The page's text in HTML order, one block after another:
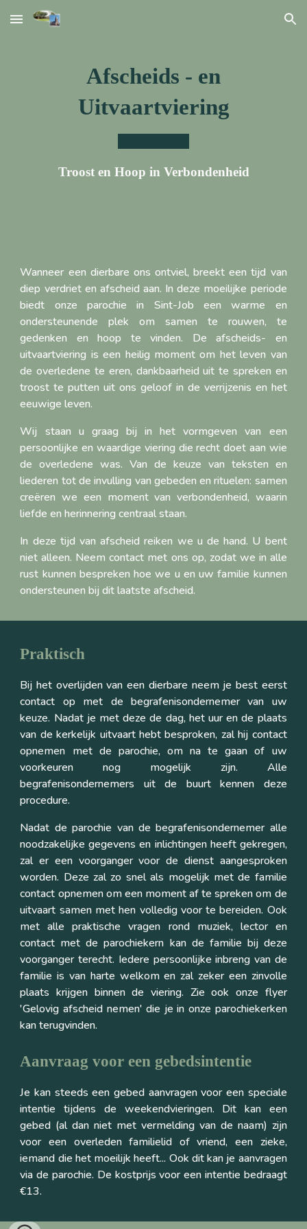
Skip to main content Skip to navigation
Afscheids - en
Uitvaartviering
Troost en Hoop in Verbondenheid
Wanneer een dierbare ons ontviel, breekt een tijd van
diep verdriet en afscheid aan. In deze moeilijke periode
biedt onze parochie in Sint-Job een warme en
ondersteunende plek om samen te rouwen, te
gedenken en hoop te vinden. De afscheids- en
uitvaartviering is een heilig moment om het leven van
de overledene te eren, dankbaarheid uit te spreken en
troost te putten uit ons geloof in de verrijzenis en het
eeuwige leven.
Wij staan u graag bij in het vormgeven van een
persoonlijke en waardige viering die recht doet aan wie
de overledene was. Van de keuze van teksten en
liederen tot de invulling van gebeden en rituelen: samen
creëren we een moment van verbondenheid, waarin
liefde en herinnering centraal staan.
In deze tijd van afscheid reiken we u de hand. U bent
niet alleen. Neem contact met ons op, zodat we in alle
rust kunnen bespreken hoe we u en uw familie kunnen
ondersteunen bij dit laatste afscheid.
Praktisch
Bij het overlijden van een dierbare neem je best eerst
contact op met de begrafenisondernemer van uw
keuze. Nadat je met deze de dag, het uur en de plaats
van de kerkelijk uitvaart hebt besproken, zal hij contact
opnemen met de parochie, om na te gaan of uw
voorkeuren nog mogelijk zijn. Alle
begrafenisondernemers uit de buurt kennen deze
procedure.
Nadat de parochie van de begrafenisondernemer alle
noodzakelijke gegevens en inlichtingen heeft gekregen,
zal er een voorganger voor de dienst aangesproken
worden. Deze zal zo snel als mogelijk met de familie
contact opnemen om een moment af te spreken om de
uitvaart samen met hen volledig voor te bereiden. Ook
met alle praktische vragen rond muziek, lector en
contact met de parochiekern kan de familie bij deze
voorganger terecht. Iedere persoonlijke inbreng van de
familie is van harte welkom en zal zeker een zinvolle
plaats krijgen binnen de viering. Zie ook onze flyer
'Gelovig afscheid nemen' die je in onze parochiekerken
kan terugvinden.
Aanvraag voor een gebedsintentie
Je kan steeds een gebed aanvragen voor een speciale
intentie tijdens de weekendvieringen. Dit kan een
gebed (al dan niet met vermelding van de naam) zijn
voor een overleden familielid of vriend, een zieke,
iemand die het moeilijk heeft... Ook dit kan je aanvragen
via de parochie. De kostprijs voor een intentie bedraagt
€13.